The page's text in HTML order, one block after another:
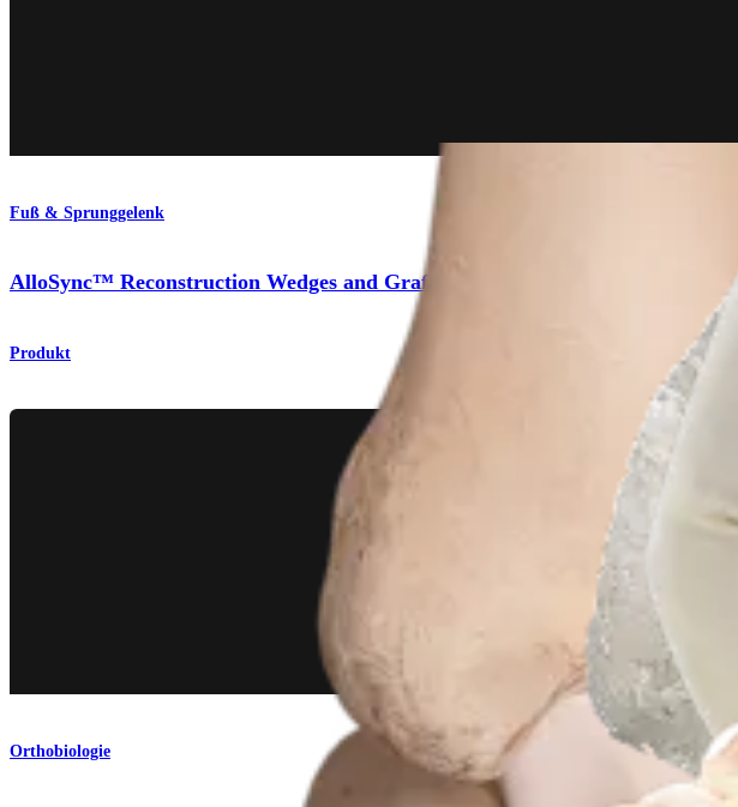
Fuß & Sprunggelenk
AlloSync™ Reconstruction Wedges and Grafts
Produkt
Orthobiologie